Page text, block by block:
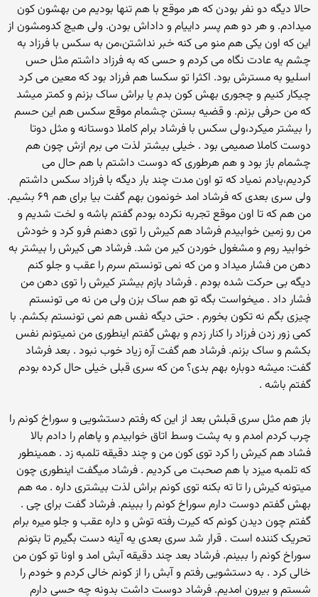
حالا دیگه دو نفر بودن که هر موقع با هم تنها بودیم من بهشون کون
میدادم. و هر دو هم پسر داییام و داداش بودن. ولی هیچ کدومشون از
این که اون یکی هم منو می کنه خبر نداشتن،من به سکس با فرزاد به
چشم یه عادت نگاه می کردم و حسی که به فرزاد داشتم مثل حس
اسلیو به مسترش بود. اکثرا تو سکسا هم فرزاد بود که معین می کرد
چیکار کنیم و چجوری بهش کون بدم یا براش ساک بزنم و کمتر میشد
که من حرفی بزنم. و قضیه بستن چشمام موقع سکس هم این حسم
را بیشتر میکرد،ولی سکس با فرشاد برام کاملا دوستانه و مثل دوتا
دوست کاملا صمیمی بود . خیلی بیشتر لذت می برم ازش چون هم
چشمام باز بود و هم هرطوری که دوست داشتم با هم حال می
کردیم،یادم نمیاد که تو اون مدت چند بار دیگه با فرزاد سکس داشتم
ولی سری بعدی که فرشاد امد خونمون بهم گفت بیا برای هم ۶۹ بشیم.
من هم که تا اون موقع تجربه نکرده بودم گفتم باشه و لخت شدیم و
من رو زمین خوابیدم فرشاد هم کیرش را توی دهنم فرو کرد و خودش
خوابید روم و مشغول خوردن کیر من شد. فرشاد هی کیرش را بیشتر به
دهن من فشار میداد و من که نمی تونستم سرم را عقب و جلو کنم
دیگه بی حرکت شده بودم . فرشاد بازم بیشتر کیرش را توی دهن من
فشار داد . میخواست بگه تو هم ساک بزن ولی من نه می تونستم
چیزی بگم نه تکون بخورم . حتی دیگه نفس هم نمی تونستم بکشم. با
کمی زور زدن فرزاد را کنار زدم و بهش گفتم اینطوری من نمیتونم نفس
بکشم و ساک بزنم. فرشاد هم گفت آره زیاد خوب نبود . بعد فرشاد
گفت: میشه دوباره بهم بدی؟ من که سری قبلی خیلی حال کرده بودم
گفتم باشه .
باز هم مثل سری قبلش بعد از این که رفتم دستشویی و سوراخ کونم را
چرب کردم امدم و به پشت وسط اتاق خوابیدم و پاهام را دادم بالا
فشاد هم کیرش را کرد توی کون من و چند دقیقه تلمبه زد . همینطور
که تلمبه میزد با هم صحبت می کردیم . فرشاد میگفت اینطوری چون
میتونه کیرش را تا ته بکنه توی کونم براش لذت بیشتری داره . مه هم
بهش گفتم دوست دارم سوراخ کونم را ببینم. فرشاد گفت برای چی .
گفتم چون دیدن کونم که کیرت رفته توش و داره عقب و جلو میره برام
تحریک کننده است . قرار شد سری بعدی یه آینه دست بگیرم تا بتونم
سوراخ کونم را ببینم. فرشاد بعد چند دقیقه آبش امد و اونا تو کون من
خالی کرد . به دستشویی رفتم و آبش را از کونم خالی کردم و خودم را
شستم و بیرون امدیم. فرشاد دوست داشت بدونه چه حسی دارم